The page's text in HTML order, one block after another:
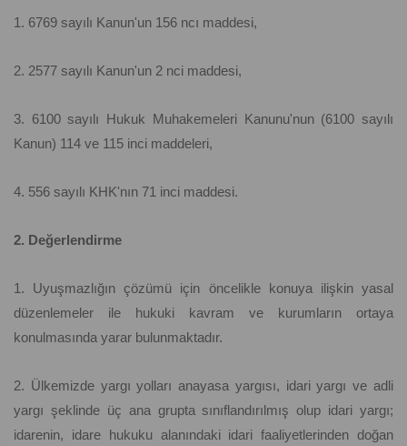
1. 6769 sayılı Kanun'un 156 ncı maddesi,
2. 2577 sayılı Kanun'un 2 nci maddesi,
3. 6100 sayılı Hukuk Muhakemeleri Kanunu'nun (6100 sayılı
Kanun) 114 ve 115 inci maddeleri,
4. 556 sayılı KHK'nın 71 inci maddesi.
2. Değerlendirme
1. Uyuşmazlığın çözümü için öncelikle konuya ilişkin yasal
düzenlemeler ile hukuki kavram ve kurumların ortaya
konulmasında yarar bulunmaktadır.
2. Ülkemizde yargı yolları anayasa yargısı, idari yargı ve adli
yargı şeklinde üç ana grupta sınıflandırılmış olup idari yargı;
idarenin, idare hukuku alanındaki idari faaliyetlerinden doğan